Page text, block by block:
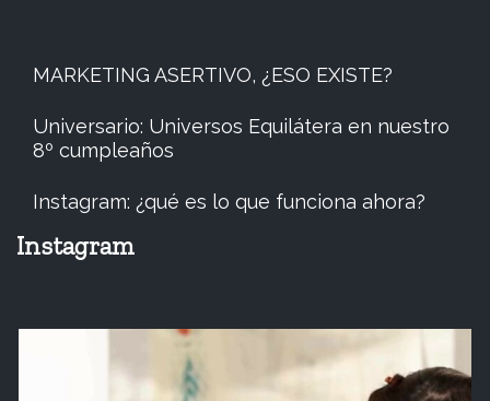
MARKETING ASERTIVO, ¿ESO EXISTE?
Universario: Universos Equilátera en nuestro
8º cumpleaños
Instagram: ¿qué es lo que funciona ahora?
Instagram